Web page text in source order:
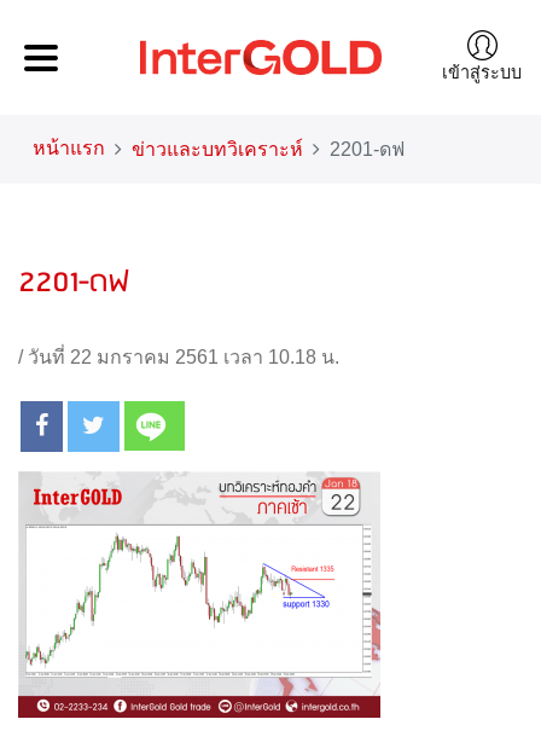
เข้าสู่ระบบ
หน้าแรก ข่าวและบทวิเคราะห์ 2201-ดฟ
2201-ดฟ
/ วันที่ 22 มกราคม 2561 เวลา 10.18 น.